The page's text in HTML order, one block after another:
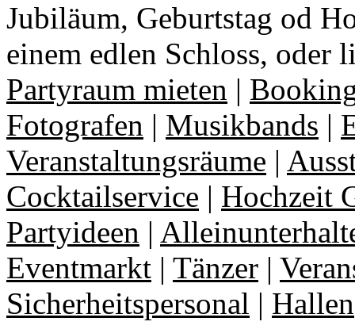
Jubiläum, Geburtstag od
einem edlen Schloss, oder
Partyraum mieten |
Fotografen | Musikbands |
Veranstaltungsräume |
Cocktailservice | Hochzeit
Partyideen |
Eventmarkt | Tänzer |
Sicherheitspersonal | Hallen